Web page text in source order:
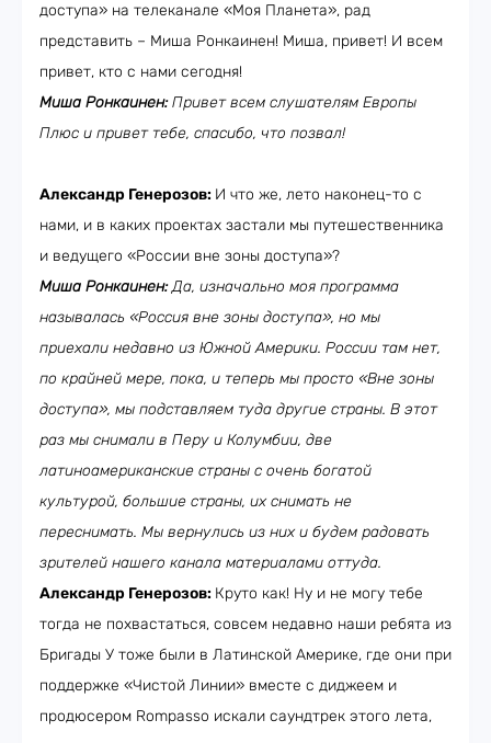
доступа» на телеканале «Моя Планета», рад
представить – Миша Ронкаинен! Миша, привет! И всем
привет, кто с нами сегодня!
Миша Ронкаинен:Привет всем слушателям Европы
Плюс и привет тебе, спасибо, что позвал!
Александр Генерозов: И что же, лето наконец-то с
нами, и в каких проектах застали мы путешественника
и ведущего «России вне зоны доступа»?
Миша Ронкаинен:Да, изначально моя программа
называлась «Россия вне зоны доступа», но мы
приехали недавно из Южной Америки. России там нет,
по крайней мере, пока, и теперь мы просто «Вне зоны
доступа», мы подставляем туда другие страны. В этот
раз мы снимали в Перу и Колумбии, две
латиноамериканские страны с очень богатой
культурой, большие страны, их снимать не
переснимать. Мы вернулись из них и будем радовать
зрителей нашего канала материалами оттуда.
Александр Генерозов: Круто как! Ну и не могу тебе
тогда не похвастаться, совсем недавно наши ребята из
Бригады У тоже были в Латинской Америке, где они при
поддержке «Чистой Линии» вместе с диджеем и
продюсером Rompasso искали саундтрек этого лета,